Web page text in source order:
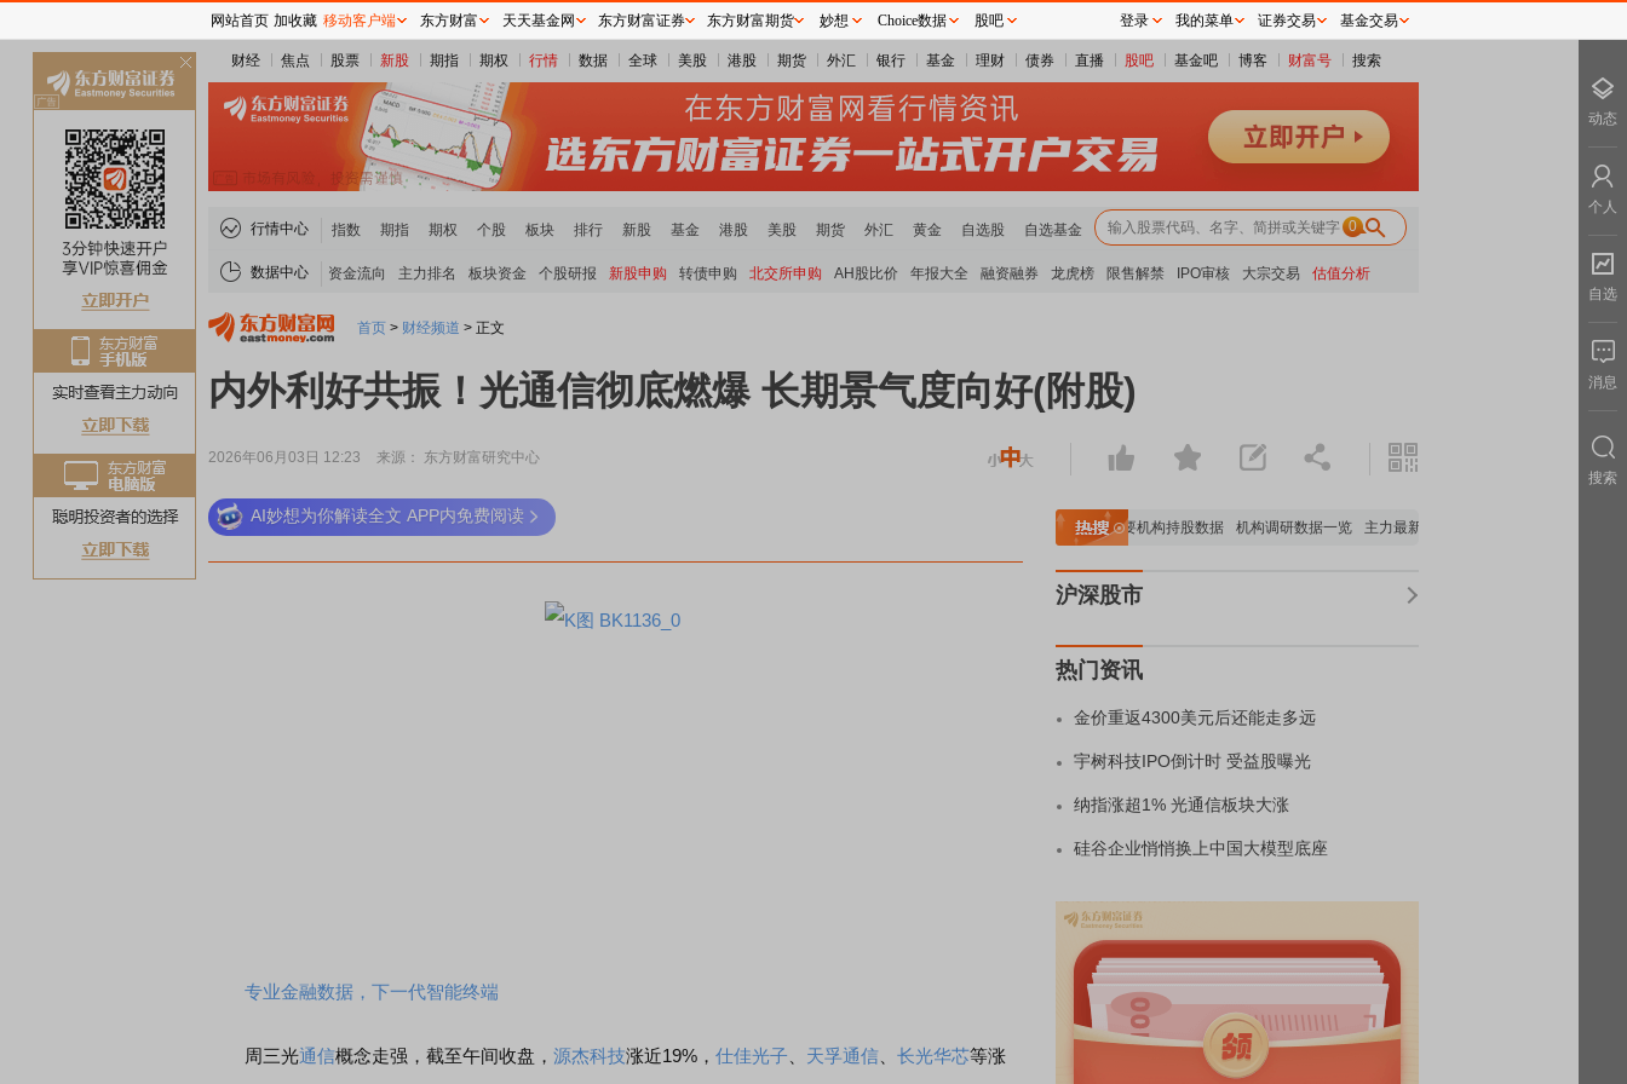
财经 焦点 股票 新股 期指 期权 行情 数据 全球 美股 港股 期货 外汇 银行 基金 理财 债券 直播 股吧 基金吧 博客 财富号 搜索
行情中心 指数 期指 期权 个股 板块 排行 新股 基金 港股 美股 期货 外汇 黄金 自选股 自选基金 0
数据中心 资金流向 主力排名 板块资金 个股研报 新股申购 转债申购 北交所申购 AH股比价 年报大全 融资融券 龙虎榜 限售解禁 IPO审核 大宗交易 估值分析
首页 > 财经频道 > 正文
内外利好共振！光通信彻底燃爆 长期景气度向好(附股)
2026年06月03日 12:23 来源： 东方财富研究中心
AI妙想为你解读全文 APP内免费阅读
专业金融数据，下一代智能终端
周三光通信概念走强，截至午间收盘， 源杰科技涨近19%， 仕佳光子 天孚通信 长光华芯等涨
稀土板块领涨 A股估值分析全览 重要机构持股数据 机构调研数据一览 主力最新动向
沪深股市
热门资讯
金价重返4300美元后还能走多远
宇树科技IPO倒计时 受益股曝光
纳指涨超1% 光通信板块大涨
硅谷企业悄悄换上中国大模型底座
网站首页 加收藏 移动客户端 东方财富 天天基金网 东方财富证券 东方财富期货 妙想 Choice数据 股吧 登录 我的菜单 证券交易 基金交易
动态
个人
自选
消息
搜索
关